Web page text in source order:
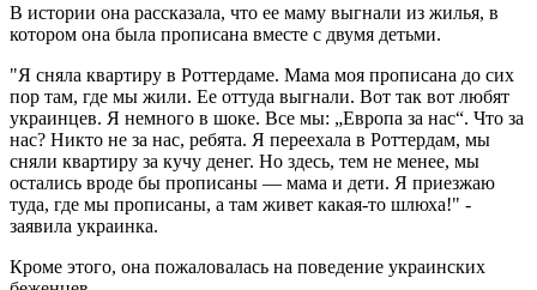
В истории она рассказала, что ее маму выгнали из жилья, в
котором она была прописана вместе с двумя детьми.
"Я сняла квартиру в Роттердаме. Мама моя прописана до сих
пор там, где мы жили. Ее оттуда выгнали. Вот так вот любят
украинцев. Я немного в шоке. Все мы: „Европа за нас“. Что за
нас? Никто не за нас, ребята. Я переехала в Роттердам, мы
сняли квартиру за кучу денег. Но здесь, тем не менее, мы
остались вроде бы прописаны — мама и дети. Я приезжаю
туда, где мы прописаны, а там живет какая-то шлюха!" -
заявила украинка.
Кроме этого, она пожаловалась на поведение украинских